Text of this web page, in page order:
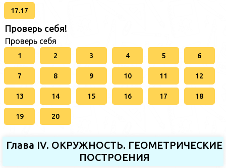
17.17
Проверь себя!
Проверь себя
1 2 3 4 5 6
7 8 9 10 11 12
13 14 15 16 17 18
19 20
Глава IV. ОКРУЖНОСТЬ. ГЕОМЕТРИЧЕСКИЕ
ПОСТРОЕНИЯ